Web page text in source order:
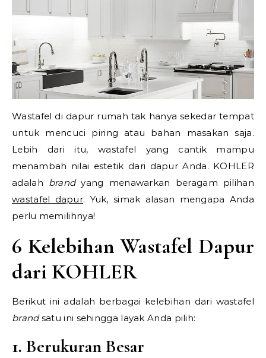
Wastafel di dapur rumah tak hanya sekedar tempat
untuk mencuci piring atau bahan masakan saja.
Lebih dari itu, wastafel yang cantik mampu
menambah nilai estetik dari dapur Anda. KOHLER
adalah brandyang menawarkan beragam pilihan
wastafel dapur. Yuk, simak alasan mengapa Anda
perlu memilihnya!
6 Kelebihan Wastafel Dapur
dari KOHLER
Berikut ini adalah berbagai kelebihan dari wastafel
brandsatu ini sehingga layak Anda pilih:
1. Berukuran Besar